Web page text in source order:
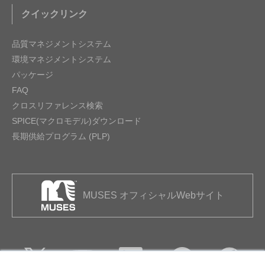
クイックリンク
品質マネジメントシステム
環境マネジメントシステム
パッケージ
FAQ
クロスリファレンス検索
SPICE(マクロモデル)ダウンロード
長期供給プログラム (PLP)
MUSES オフィシャルWebサイト